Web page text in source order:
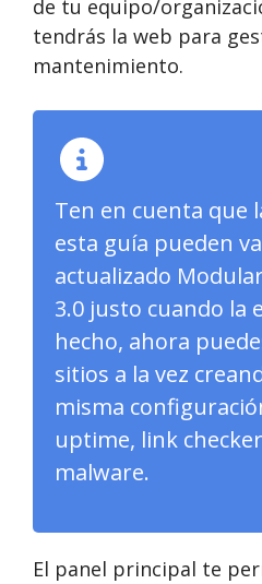
de tu equipo/
tendrás la web para
mantenimiento.
Ten en cuenta que
esta guía pueden
actualizado
3.0 justo cuando la
hecho, ahora
sitios a la vez
misma
uptime, link
malware.
El panel principal te